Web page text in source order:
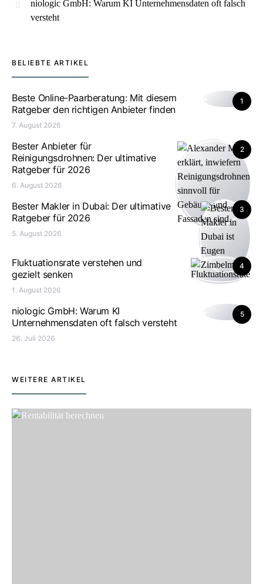
niologic GmbH: Warum KI Unternehmensdaten oft falsch
versteht
BELIEBTE ARTIKEL
1
Beste Online-Paarberatung: Mit diesem
Ratgeber den richtigen Anbieter finden
7. August 2026
2
Bester Anbieter für
Reinigungsdrohnen: Der ultimative
Ratgeber für 2026
6. August 2026
3
Bester Makler in Dubai: Der ultimative
Ratgeber für 2026
5. August 2026
4
Fluktuationsrate verstehen und
gezielt senken
1. August 2026
5
niologic GmbH: Warum KI
Unternehmensdaten oft falsch versteht
26. Juli 2026
WEITERE ARTIKEL